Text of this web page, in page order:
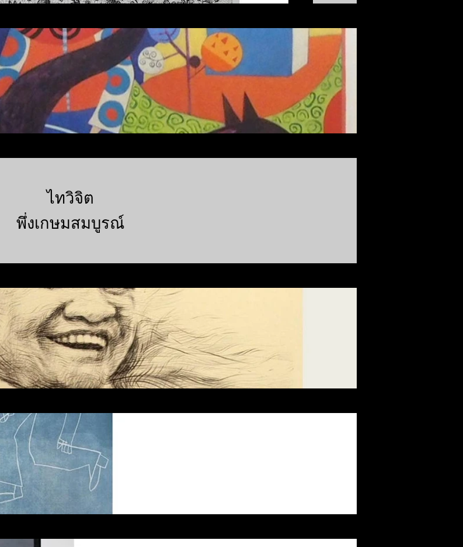
ไทวิจิต
พึ่งเกษมสมบูรณ์